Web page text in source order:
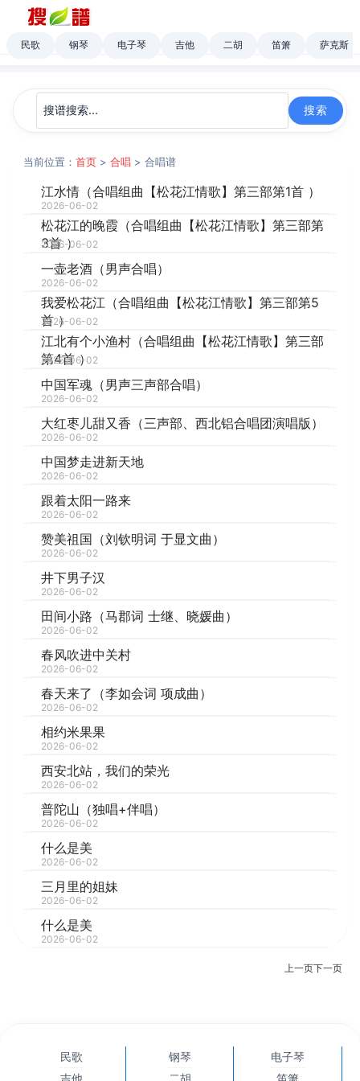
民歌 钢琴 电子琴 吉他 二胡 笛箫 萨克斯
当前位置：首页 >合唱 > 合唱谱
江水情（合唱组曲【松花江情歌】第三部第1首 ）
2026-06-02
松花江的晚霞（合唱组曲【松花江情歌】第三部第
3首 ）
2026-06-02
一壶老酒（男声合唱）
2026-06-02
我爱松花江（合唱组曲【松花江情歌】第三部第5
首 ）
2026-06-02
江北有个小渔村（合唱组曲【松花江情歌】第三部
第4首 ）
2026-06-02
中国军魂（男声三声部合唱）
2026-06-02
大红枣儿甜又香（三声部、西北铝合唱团演唱版）
2026-06-02
中国梦走进新天地
2026-06-02
跟着太阳一路来
2026-06-02
赞美祖国（刘钦明词 于显文曲）
2026-06-02
井下男子汉
2026-06-02
田间小路（马郡词 士继、晓媛曲）
2026-06-02
春风吹进中关村
2026-06-02
春天来了（李如会词 项成曲）
2026-06-02
相约米果果
2026-06-02
西安北站，我们的荣光
2026-06-02
普陀山（独唱+伴唱）
2026-06-02
什么是美
2026-06-02
三月里的姐妹
2026-06-02
什么是美
2026-06-02
上一页下一页
民歌 钢琴
电子琴
吉他
二胡 笛箫